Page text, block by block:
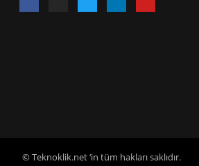
© Teknoklik.net ‘in tüm hakları saklıdır.